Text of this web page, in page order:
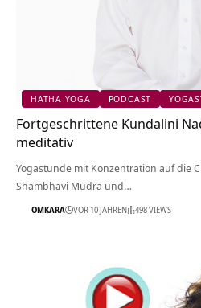
HATHA YOGA PODCAST
Fortgeschrittene Kundalini
meditativ
Yogastunde mit Konzentration auf die
Shambhavi Mudra und…
OMKARA VOR 10 JAHREN 498 VIEWS